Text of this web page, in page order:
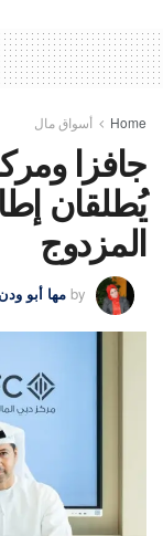
Home أسواق مال
جافزا
يُطلقان
المزدوج
by مها أبو ودن